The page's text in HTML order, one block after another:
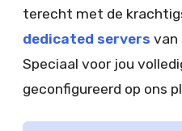
terecht met de
dedicated servers van
Speciaal voor jou
geconfigureerd op ons